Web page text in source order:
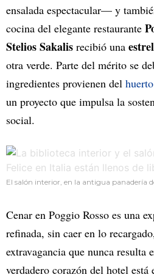
ensalada espectacular— y
cocina del elegante restaurante
Stelios Sakalis recibió una
otra verde. Parte del mérito se
ingredientes provienen del
un proyecto que impulsa la
social.
El salón interior, en la antigua panadería
Cenar en Poggio Rosso es una
refinada, sin caer en lo
extravagancia que nunca resulta
verdadero corazón del hotel